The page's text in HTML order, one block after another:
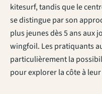
kitesurf, tandis que le
se distingue par son
plus jeunes dès 5 ans aux
wingfoil. Les pratiquants
particulièrement la
pour explorer la côte à